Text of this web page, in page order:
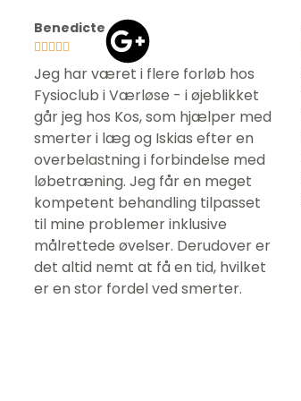
Benedicte
    
Jeg har været i flere forløb hos
Fysioclub i Værløse - i øjeblikket
går jeg hos Kos, som hjælper med
smerter i læg og Iskias efter en
overbelastning i forbindelse med
løbetræning. Jeg får en meget
kompetent behandling tilpasset
til mine problemer inklusive
målrettede øvelser. Derudover er
det altid nemt at få en tid, hvilket
er en stor fordel ved smerter.